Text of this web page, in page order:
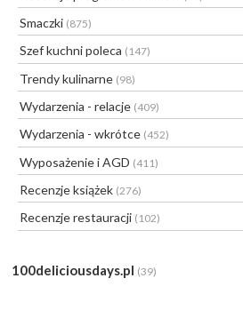
Smaczki (875)
Szef kuchni poleca (147)
Trendy kulinarne (98)
Wydarzenia - relacje (409)
Wydarzenia - wkrótce (452)
Wyposażenie i AGD (411)
Recenzje książek (276)
Recenzje restauracji (102)
100deliciousdays.pl (39)